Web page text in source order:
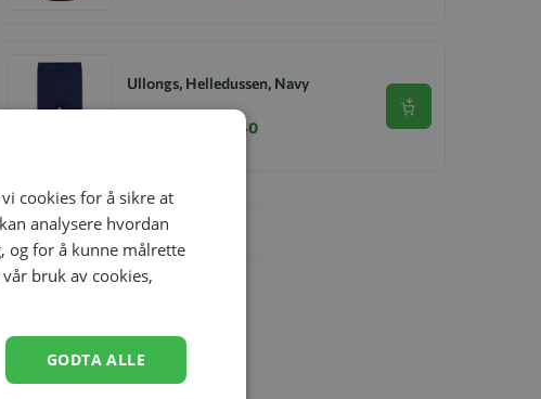
Ullongs, Helledussen, Navy
kr 167,40
Se produkt
cookies for å sikre at
analysere hvordan
og for å kunne målrette
bruk av cookies,
GODTA ALLE